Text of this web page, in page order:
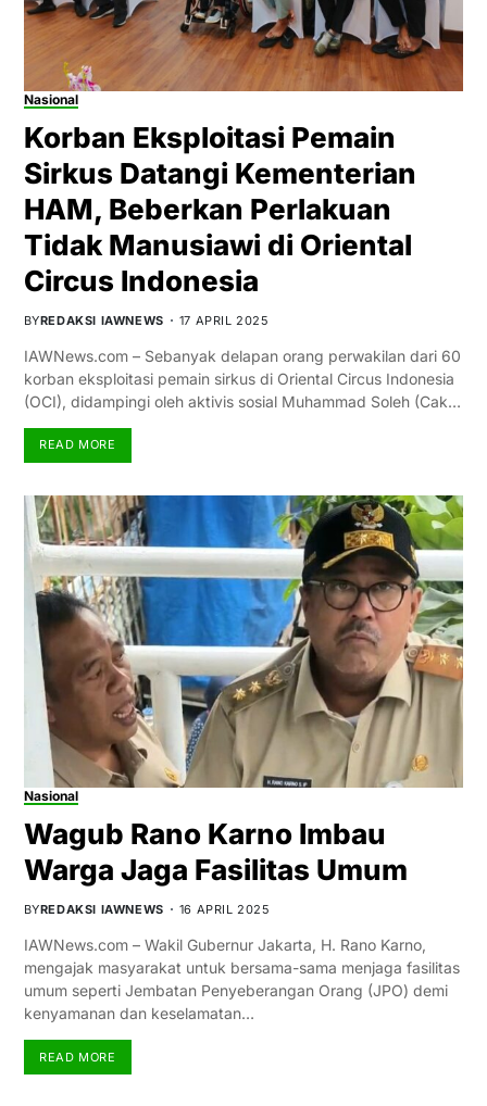
Nasional
Korban Eksploitasi Pemain
Sirkus Datangi Kementerian
HAM, Beberkan Perlakuan
Tidak Manusiawi di Oriental
Circus Indonesia
BYREDAKSI IAWNEWS 17 APRIL 2025
IAWNews.com – Sebanyak delapan orang perwakilan dari 60
korban eksploitasi pemain sirkus di Oriental Circus Indonesia
(OCI), didampingi oleh aktivis sosial Muhammad Soleh (Cak…
READ MORE
Nasional
Wagub Rano Karno Imbau
Warga Jaga Fasilitas Umum
BYREDAKSI IAWNEWS 16 APRIL 2025
IAWNews.com – Wakil Gubernur Jakarta, H. Rano Karno,
mengajak masyarakat untuk bersama-sama menjaga fasilitas
umum seperti Jembatan Penyeberangan Orang (JPO) demi
kenyamanan dan keselamatan…
READ MORE